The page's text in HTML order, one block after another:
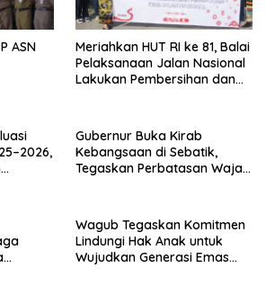
ASN
Meriahkan HUT RI ke 81, Balai
Pelaksanaan Jalan Nasional
Lakukan Pembersihan dan
Gubernur Buka Kirab
Kebangsaan di Sebatik,
Tegaskan Perbatasan Wajah
Wagub Tegaskan Komitmen
Lindungi Hak Anak untuk
Wujudkan Generasi Emas